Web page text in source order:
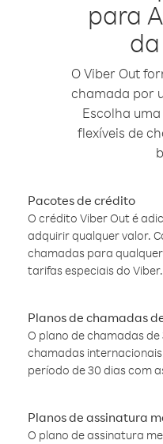
para
O Viber Out
chamada por
Escolha
flexíveis de
Pacotes de crédito
O crédito Viber Out é
adquirir qualquer valor.
chamadas para
tarifas especiais do Viber.
Planos de chamadas
O plano de chamadas
chamadas
período de 30 dias com
Planos de assinatura
O plano de assinatura